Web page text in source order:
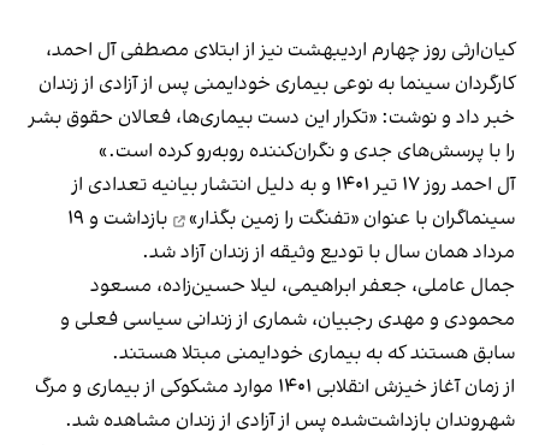
کیان‌ارثی روز چهارم اردیبهشت نیز از ابتلای مصطفی آل احمد،
کارگردان سینما به نوعی بیماری خودایمنی پس از آزادی از زندان
خبر داد و نوشت: «تکرار این دست بیماری‌ها، فعالان حقوق بشر
را با پرسش‌های جدی و نگران‌کننده روبه‌رو کرده است.»
آل احمد روز ۱۷ تیر ۱۴۰۱ و به دلیل
انتشار بیانیه تعدادی از
سینماگران با عنوان «تفنگت را زمین بگذار»
بازداشت و ۱۹
مرداد همان سال با تودیع وثیقه از زندان آزاد شد.
جمال عاملی، جعفر ابراهیمی، لیلا حسین‌زاده، مسعود
محمودی و مهدی رجبیان، شماری از زندانی سیاسی فعلی و
سابق هستند که به بیماری خودایمنی مبتلا هستند.
از زمان آغاز خیزش انقلابی ۱۴۰۱ موارد مشکوکی از بیماری و مرگ
شهروندان بازداشت‌شده پس از آزادی از زندان مشاهده شد.